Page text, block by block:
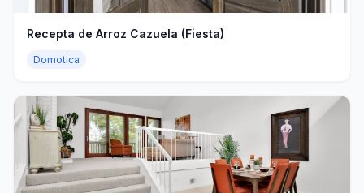
Recepta de Arroz Cazuela (Fiesta)
Domotica